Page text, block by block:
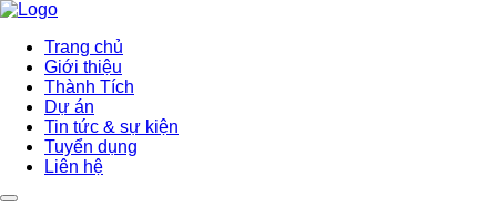
Trang chủ
Giới thiệu
Thành Tích
Dự án
Tin tức & sự kiện
Tuyển dụng
Liên hệ